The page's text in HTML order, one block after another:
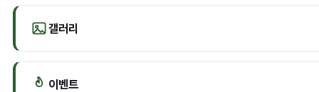
갤러리
이벤트